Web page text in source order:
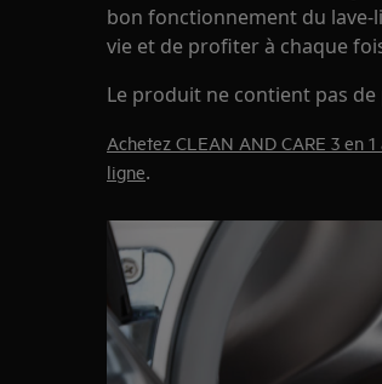
bon fonctionnement du lave-
vie et de profiter à chaque
Le produit ne contient pas
Achetez CLEAN AND CARE 3
ligne.